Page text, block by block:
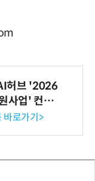
허브 '2026
사업' 컨소
바로가기>